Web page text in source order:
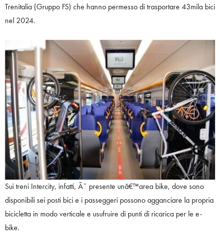
Trenitalia (Gruppo FS) che hanno permesso di trasportare 43mila bici
nel 2024.
Sui treni Intercity, infatti, Ã¨ presente unâ€™area bike, dove sono
disponibili sei posti bici e i passeggeri possono agganciare la propria
bicicletta in modo verticale e usufruire di punti di ricarica per le e-
bike.